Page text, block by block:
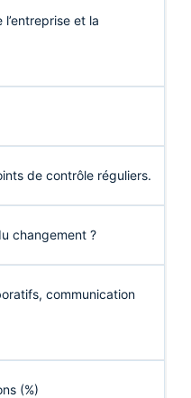
et la
de contrôle réguliers.
changement ?
communication
(%)